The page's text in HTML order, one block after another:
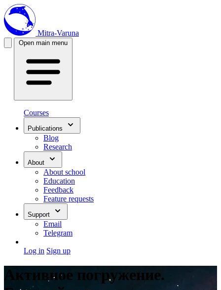
Mitra-Varuna
Open main menu
Courses
Publications
Blog
Research
About
About school
Education
Feedback
Feature requests
Support
Email
Telegram
Log in Sign up
Активное погружение.